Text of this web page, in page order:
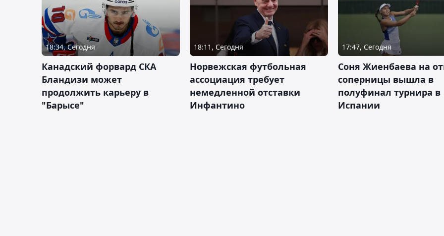
18:34, Сегодня
Канадский форвард СКА
Бландизи может
продолжить карьеру в
"Барысе"
18:11, Сегодня
Норвежская футбольная
ассоциация требует
немедленной отставки
Инфантино
17:47, Сегодня
Соня Жиенбаева на
соперницы вышла в
полуфинал турнира в
Испании